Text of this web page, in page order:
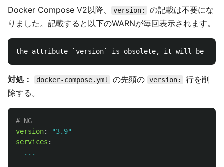
Docker Compose V2以降、 version:
の記載は不要にな
りました。記載すると以下のWARNが毎回表示されます。
対処： docker-compose.yml の先頭の version:
行を削
除する。
# NG
version: "3.9"
services :
...